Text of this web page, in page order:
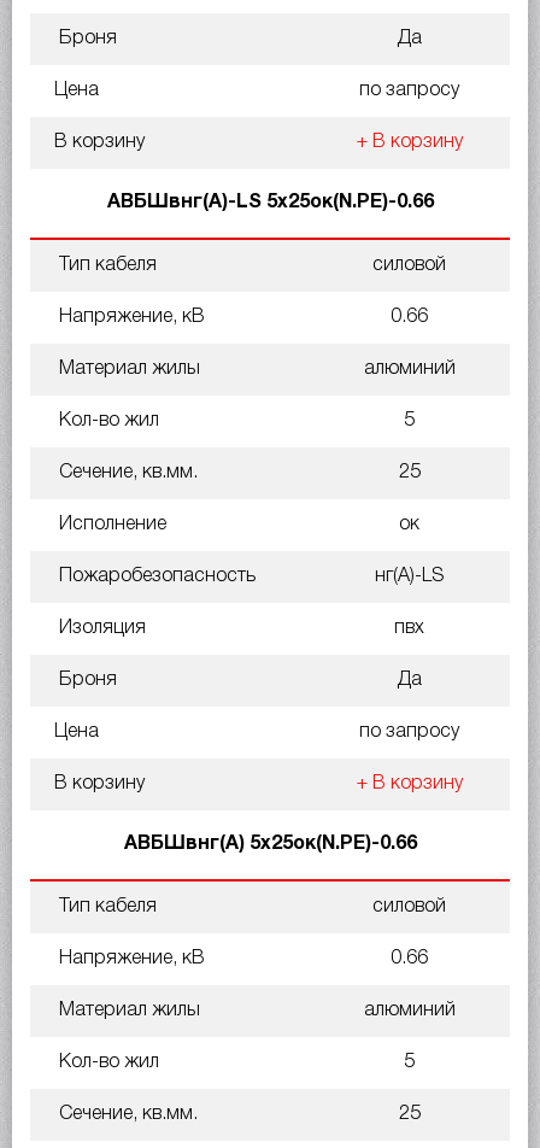
Броня Да
Цена по запросу
В корзину + В корзину
АВБШвнг(A)-LS 5х25ок(N.PE)-0.66
Тип кабеля силовой
Напряжение, кВ 0.66
Материал жилы алюминий
Кол-во жил 5
Сечение, кв.мм. 25
Исполнение ок
Пожаробезопасность нг(A)-LS
Изоляция пвх
Броня Да
Цена по запросу
В корзину + В корзину
АВБШвнг(А) 5х25ок(N.PE)-0.66
Тип кабеля силовой
Напряжение, кВ 0.66
Материал жилы алюминий
Кол-во жил 5
Сечение, кв.мм. 25